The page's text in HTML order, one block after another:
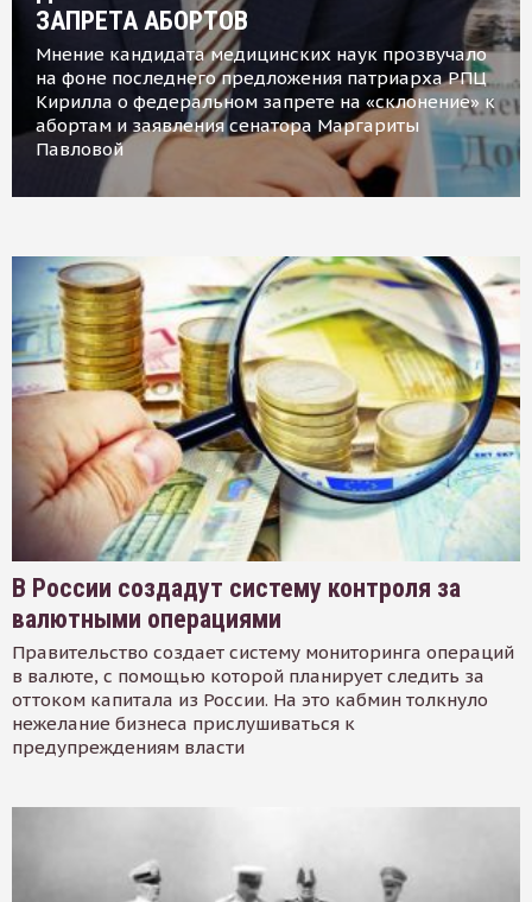
ЗАПРЕТА АБОРТОВ
Мнение кандидата медицинских наук прозвучало
на фоне последнего предложения патриарха РПЦ
Кирилла о федеральном запрете на «склонение» к
абортам и заявления сенатора Маргариты
Павловой
В России создадут систему контроля за
валютными операциями
Правительство создает систему мониторинга операций
в валюте, с помощью которой планирует следить за
оттоком капитала из России. На это кабмин толкнуло
нежелание бизнеса прислушиваться к
предупреждениям власти